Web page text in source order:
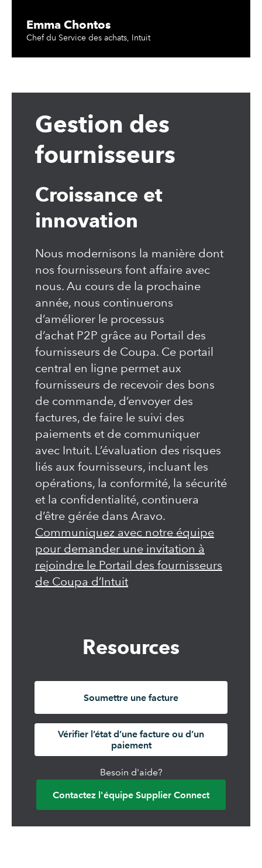
Emma Chontos
Chef du Service des achats, Intuit
Gestion des
fournisseurs
Croissance et
innovation
Nous modernisons la manière dont
nos fournisseurs font affaire avec
nous. Au cours de la prochaine
année, nous continuerons
d’améliorer le processus
d’achat P2P grâce au Portail des
fournisseurs de Coupa. Ce portail
central en ligne permet aux
fournisseurs de recevoir des bons
de commande, d’envoyer des
factures, de faire le suivi des
paiements et de communiquer
avec Intuit. L’évaluation des risques
liés aux fournisseurs, incluant les
opérations, la conformité, la sécurité
et la confidentialité, continuera
d’être gérée dans Aravo.
Communiquez avec notre équipe
pour demander une invitation à
rejoindre le Portail des fournisseurs
de Coupa d’Intuit
Resources
Soumettre une facture
Vérifier l’état d’une facture ou d’un
paiement
Besoin d'aide?
Contactez l'équipe Supplier Connect